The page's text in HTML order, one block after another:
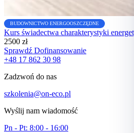
BUDOWNICTWO ENERGOOSZCZĘDNE
Kurs świadectwa charakterystyki
2500 zł
Sprawdź Dofinansowanie
+48 17 862 30 98
Zadzwoń do nas
szkolenia@on-eco.pl
Wyślij nam wiadomość
Pn - Pt: 8:00 - 16:00